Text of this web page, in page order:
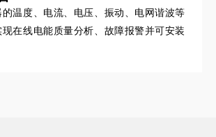
温度、电流、电压、振动、电网谐波等
在线电能质量分析、故障报警并可安装